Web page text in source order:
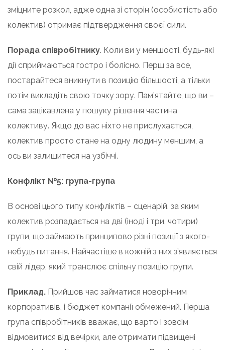
зміцните розкол, адже одна зі сторін (особистість або
колектив) отримає підтвердження своєї сили.
Порада співробітнику. Коли ви у меншості, будь-які
дії сприймаються гостро і болісно. Перш за все,
постарайтеся вникнути в позицію більшості, а тільки
потім викладіть свою точку зору. Пам’ятайте, що ви –
сама зацікавлена ​​у пошуку рішення частина
колективу. Якщо до вас ніхто не прислухається,
колектив просто стане на одну людину меншим, а
ось ви залишитеся на узбіччі.
Конфлікт №5: група-група
В основі цього типу конфліктів – сценарій, за яким
колектив розпадається на дві (іноді і три, чотири)
групи, що займають принципово різні позиції з якого-
небудь питання. Найчастіше в кожній з них з’являється
свій лідер, який транслює спільну позицію групи.
Приклад. Прийшов час займатися новорічним
корпоративів, і бюджет компанії обмежений. Перша
група співробітників вважає, що варто і зовсім
відмовитися від вечірки, але отримати підвищені